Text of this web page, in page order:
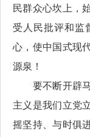
民群众心坎上，
受人民批评和监
心，使中国式现
源泉！
要不断开辟马
主义是我们立党
摇坚持、与时俱